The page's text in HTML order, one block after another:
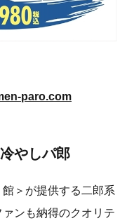
paro.com
やしパ郎
＞が提供する二郎系
ンも納得のクオリテ